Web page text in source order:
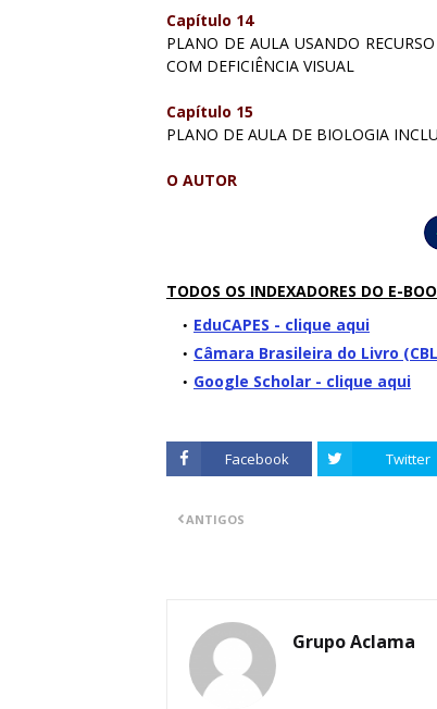
Capítulo 14
PLANO DE AULA USANDO
COM DEFICIÊNCIA VISUAL
Capítulo 15
PLANO DE AULA DE BIOLOGIA
O AUTOR
TODOS OS INDEXADORES DO E-
EduCAPES - clique aqui
Câmara Brasileira do Livro
Google Scholar - clique aqui
Facebook Twitter
ANTIGOS
Grupo Aclama